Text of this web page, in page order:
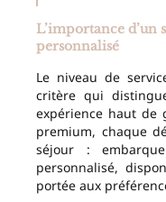
L’importance
personnalisé
Le niveau de
critère qui
expérience haut de
premium, chaque
séjour :
personnalisé,
portée aux